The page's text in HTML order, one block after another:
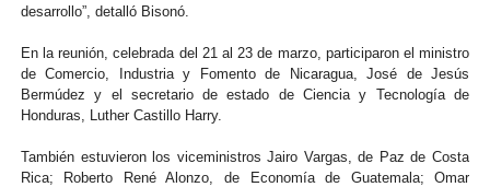
desarrollo”, detalló Bisonó.
En la reunión, celebrada del 21 al 23 de marzo, participaron el ministro
de Comercio, Industria y Fomento de Nicaragua, José de Jesús
Bermúdez y el secretario de estado de Ciencia y Tecnología de
Honduras, Luther Castillo Harry.
También estuvieron los viceministros Jairo Vargas, de Paz de Costa
Rica; Roberto René Alonzo, de Economía de Guatemala; Omar